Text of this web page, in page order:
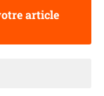
article